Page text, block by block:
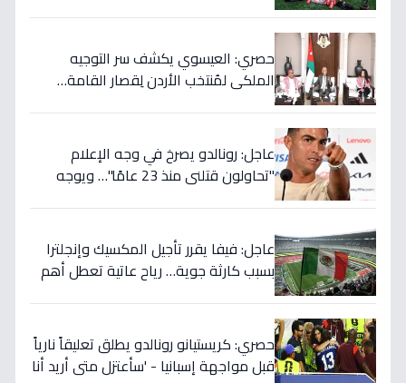
حصري: العيسوي يكشف سر التوجيه
الملكي لمُنتخب الأردن لِقصار القامة…
عاجل: رونالدو يصرخ في وجه الإعلام
"تحاولون قتلني منذ 23 عامًا"… ويوجه
عاجل: فيفا يقرر تأجيل المكسيك وإنجلترا
بسبب كارثة جوية… رياح عاتية تعطل أهم
حصري: كريستيانو رونالدو يطلق تعليقاً نارياً
قبل مواجهة إسبانيا - 'سأعتزل متى أريد أنا